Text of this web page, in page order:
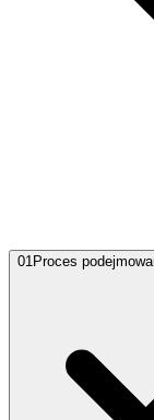
01 Proces